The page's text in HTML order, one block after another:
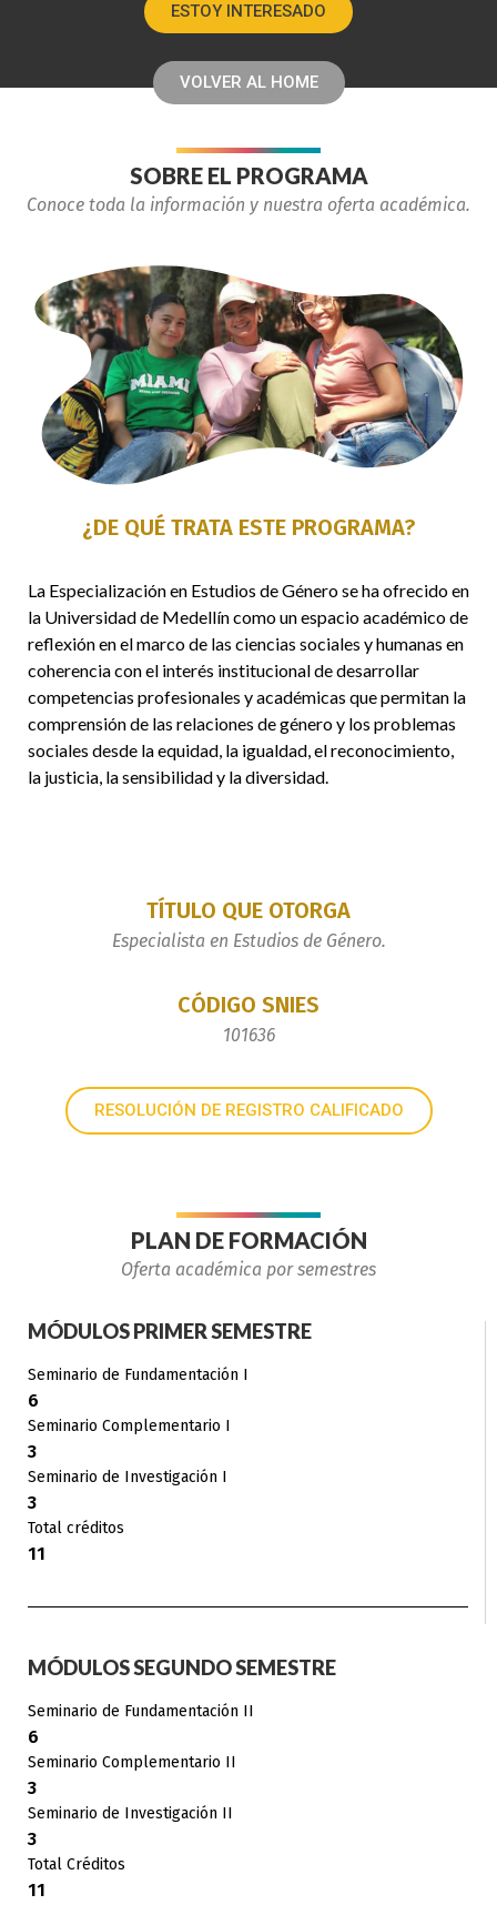
ESTOY INTERESADO
VOLVER AL HOME
SOBRE EL PROGRAMA
Conoce toda la información y nuestra oferta académica.
¿DE QUÉ TRATA ESTE PROGRAMA?
La Especialización en Estudios de Género se ha ofrecido en
la Universidad de Medellín como un espacio académico de
reflexión en el marco de las ciencias sociales y humanas en
coherencia con el interés institucional de desarrollar
competencias profesionales y académicas que permitan la
comprensión de las relaciones de género y los problemas
sociales desde la equidad, la igualdad, el reconocimiento,
la justicia, la sensibilidad y la diversidad.
TÍTULO QUE OTORGA
Especialista en Estudios de Género.
CÓDIGO SNIES
101636
RESOLUCIÓN DE REGISTRO CALIFICADO
PLAN DE FORMACIÓN
Oferta académica por semestres
MÓDULOS PRIMER SEMESTRE
Seminario de Fundamentación I
6
Seminario Complementario I
3
Seminario de Investigación I
3
Total créditos
11
MÓDULOS SEGUNDO SEMESTRE
Seminario de Fundamentación II
6
Seminario Complementario II
3
Seminario de Investigación II
3
Total Créditos
11